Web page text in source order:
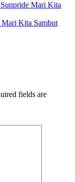
Mari Kita
Kita Sambut
fields are